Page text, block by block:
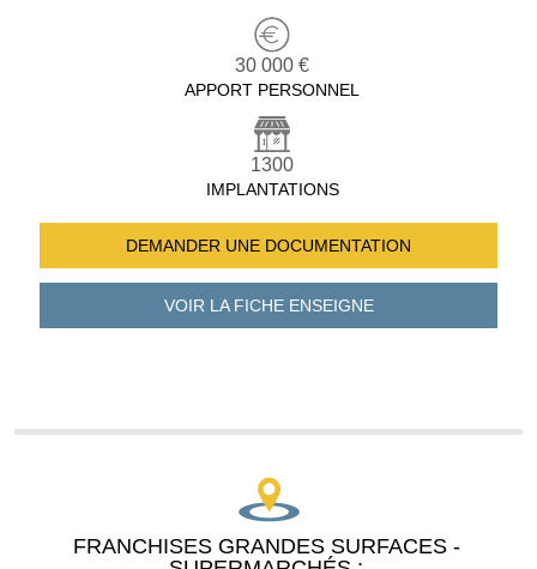
30 000 €
APPORT PERSONNEL
1300
IMPLANTATIONS
DEMANDER UNE DOCUMENTATION
VOIR LA FICHEENSEIGNE
FRANCHISES GRANDES SURFACES -